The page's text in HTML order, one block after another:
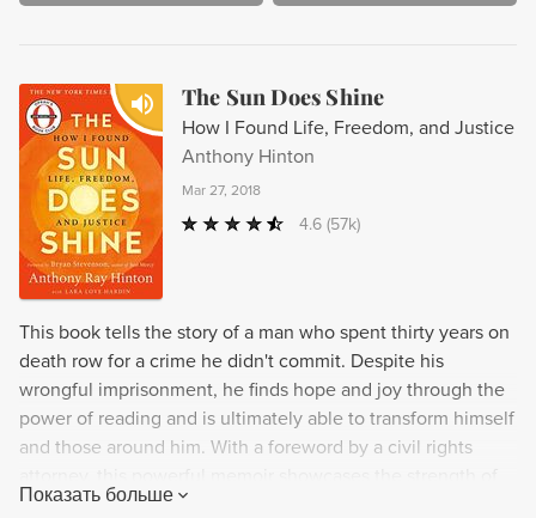
The Sun Does Shine
How I Found Life, Freedom, and Justice
Anthony Hinton
Mar 27, 2018
4.6 (57k)
This book tells the story of a man who spent thirty years on
death row for a crime he didn't commit. Despite his
wrongful imprisonment, he finds hope and joy through the
power of reading and is ultimately able to transform himself
and those around him. With a foreword by a civil rights
the human spirit in the face of injustice.
Показать больше